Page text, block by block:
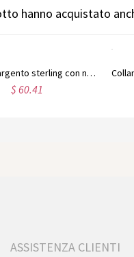
hanno acquistato
Collana in argento sterling con nome Carrie e pietra portafortuna, regalo per donne, mogli, mamme, fidanzate, figlie, amiche
$ 60.41
ASSISTENZA CLIENTI